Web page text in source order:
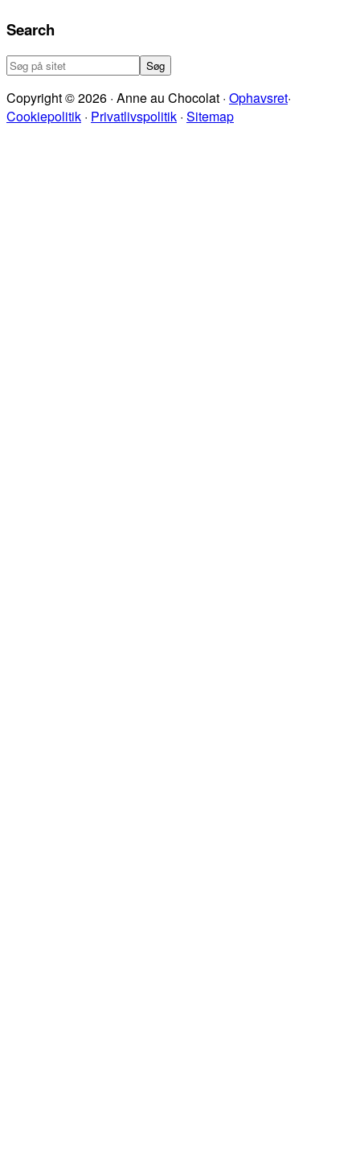
Search
Søg
sitet
Copyright © 2026 · Anne au Chocolat · Ophavsret·
Cookiepolitik · Privatlivspolitik · Sitemap